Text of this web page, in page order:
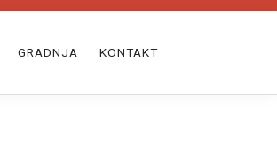
GRADNJA KONTAKT